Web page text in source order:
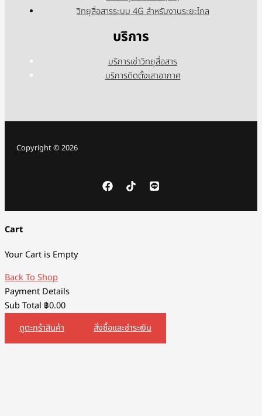
วิทยุสื่อสารระบบ 4G สำหรับงานระยะไกล
บริการ
บริการเช่าวิทยุสื่อสาร
บริการติดตั้งเสาอากาศ
Copyright © 2026
Cart
Your Cart is Empty
Back To Shop
Payment Details
Sub Total ฿0.00
ดูตะกร้าสินค้า
สั่งซื้อและชำระเงิน